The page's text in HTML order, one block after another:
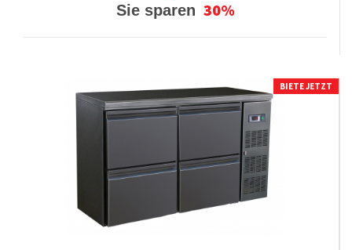
Sie sparen 30%
BIETE JETZT